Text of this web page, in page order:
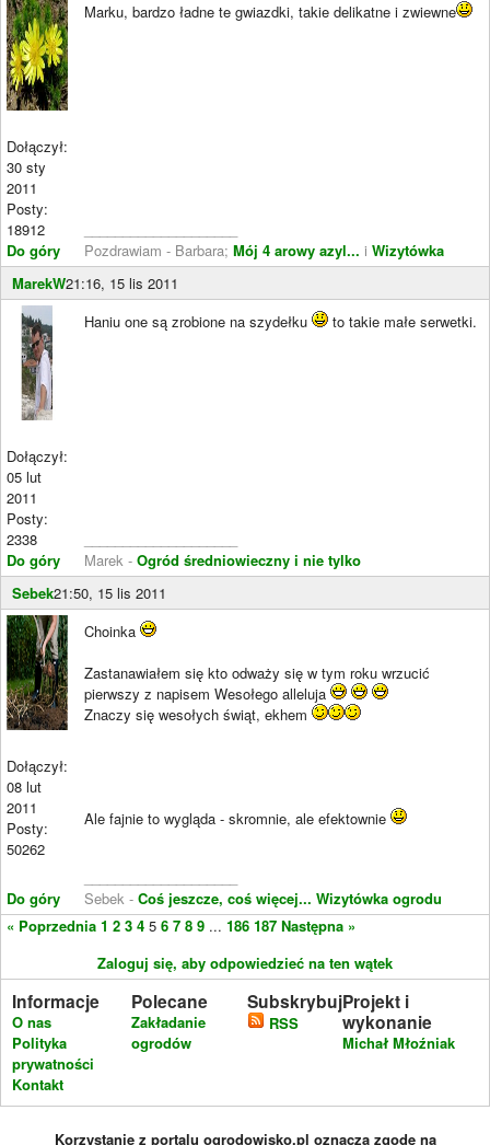
Dołączył:
30 sty
2011
Posty:
18912
Do góry
Marku, bardzo ładne te gwiazdki, takie delikatne i zwiewne
Pozdrawiam - Barbara; Mój 4 arowy azyl... i Wizytówka
MarekW21:16, 15 lis 2011
Dołączył:
05 lut
2011
Posty:
2338
Do góry
Haniu one są zrobione na szydełku to takie małe serwetki.
Marek - Ogród średniowieczny i nie tylko
Sebek21:50, 15 lis 2011
Dołączył:
08 lut
2011
Posty:
50262
Do góry
Choinka
Zastanawiałem się kto odważy się w tym roku wrzucić
pierwszy z napisem Wesołego alleluja
Znaczy się wesołych świąt, ekhem
Ale fajnie to wygląda - skromnie, ale efektownie
Sebek - Coś jeszcze, coś więcej... Wizytówka ogrodu
« Poprzednia 1 2 3 4 5 6 7 8 9 ... 186 187 Następna »
Zaloguj się, aby odpowiedzieć na ten wątek
Informacje
O nas
Polityka
prywatności
Kontakt
Polecane
Zakładanie
ogrodów
Subskrybuj
RSS
Projekt i
wykonanie
Michał Młoźniak
Korzystanie z portalu ogrodowisko.pl oznacza zgodę na